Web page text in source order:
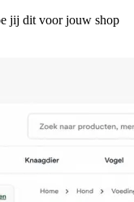
jij dit voor jouw shop